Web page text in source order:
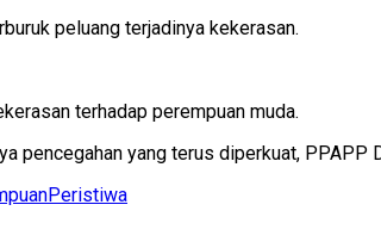
peluang terjadinya kekerasan.
terhadap perempuan muda.
pencegahan yang terus diperkuat,
Peristiwa